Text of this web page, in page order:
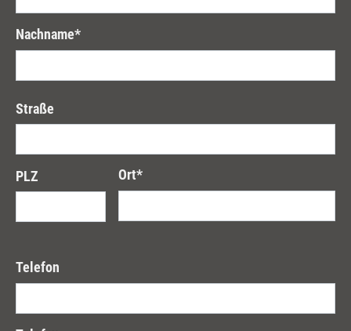
Nachname*
Straße
PLZ Ort*
Telefon